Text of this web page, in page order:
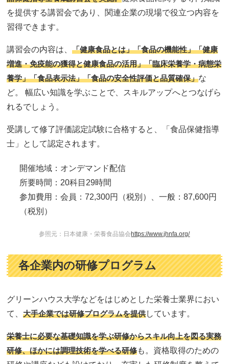
を提供する講習会であり、関連企業の現場で役立つ内容を
習得できます。
講習会の内容は、「健康食品とは」「食品の機能性」「健康
増進・免疫能の獲得と健康食品の活用」「臨床栄養学・病態栄
養学」「食品表示法」「食品の安全性評価と品質確保」な
ど。 幅広い知識を学ぶことで、スキルアップへとつなげら
れるでしょう。
受講して修了評価認定試験に合格すると、「食品保健指導
士」として認定されます。
開催地域：オンデマンド配信
所要時間：20科目29時間
参加費用：会員：72,300円（税別）、一般：87,600円
（税別）
参照元：日本健康・栄養食品協会 https://www.jhnfa.org/
各企業内の研修プログラム
グリーンハウス大学などをはじめとした栄養士業界におい
て、大手企業では研修プログラムを提供しています。
栄養士に必要な基礎知識を学ぶ研修からスキル向上を図る実務
研修、ほかには調理技術を学べる研修も。資格取得のための